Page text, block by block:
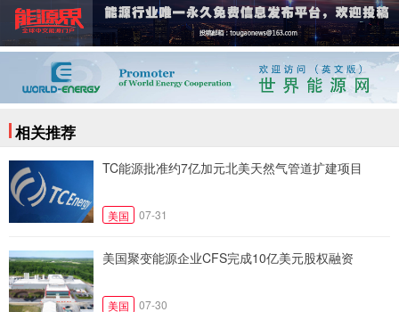
相关推荐
TC能源批准约7亿加元北美天然气管道扩建项目
美国 07-31
美国聚变能源企业CFS完成10亿美元股权融资
美国 07-30